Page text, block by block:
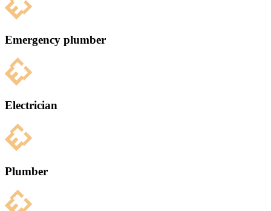
Emergency plumber
Electrician
Plumber